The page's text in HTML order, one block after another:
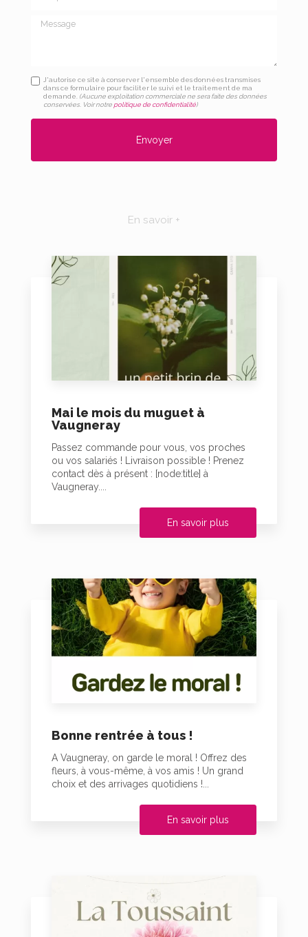
Message
J'autorise ce site à conserver l'ensemble des données transmises
dans ce formulaire pour faciliter le suivi et le traitement de ma
demande. (Aucune exploitation commerciale ne sera faite des données
conservées. Voir notre politique de confidentialité)
En savoir +
Mai le mois du muguet à
Vaugneray
Passez commande pour vous, vos proches
ou vos salariés ! Livraison possible ! Prenez
contact dès à présent : [node:title] à
Vaugneray....
En savoir plus
Bonne rentrée à tous !
A Vaugneray, on garde le moral ! Offrez des
fleurs, à vous-même, à vos amis ! Un grand
choix et des arrivages quotidiens !...
En savoir plus